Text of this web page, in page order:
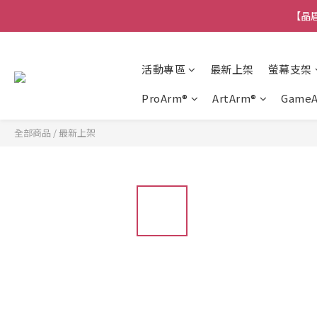
【
活動專區 最新上架
螢幕支架
ProArm®
ArtArm®
全部商品 /最新上架